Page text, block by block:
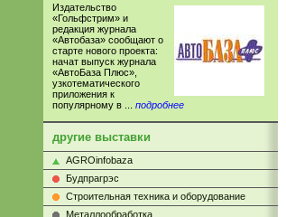
Издательство
«Гольфстрим» и
редакция журнала
«Автобаза» сообщают о
старте нового проекта:
начат выпуск журнала
«АвтоБаза Плюс»,
узкотематического
приложения к
популярному в ... подробнее
другие выставки
AGROinfobaza
Будпрагрэс
Строительная техника и оборудование
Металлообработка